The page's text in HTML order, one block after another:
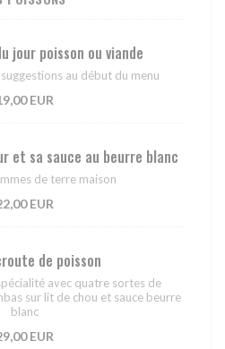
jour poisson ou viande
au début du menu
EUR
et sa sauce au beurre blanc
de terre maison
EUR
de poisson
avec quatre sortes de
sur lit de chou et sauce beurre
blanc
EUR